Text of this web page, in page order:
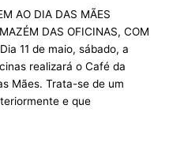
AO DIA DAS MÃES
DAS OFICINAS, COM
11 de maio, sábado, a
realizará o Café da
Mães. Trata-se de um
e que